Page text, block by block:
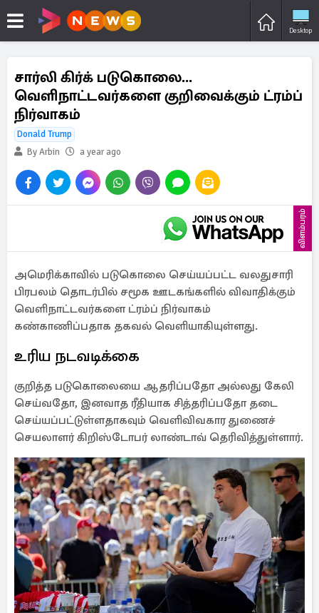
Desktop
சார்லி கிர்க் படுகொலை...
வெளிநாட்டவர்களை குறிவைக்கும் ட்ரம்ப்
நிர்வாகம்
Donald Trump
By Arbin
a year ago
விளம்பரம்
அமெரிக்காவில் படுகொலை செய்யப்பட்ட வலதுசாரி
பிரபலம் தொடர்பில் சமூக ஊடகங்களில் விவாதிக்கும்
வெளிநாட்டவர்களை ட்ரம்ப் நிர்வாகம்
கண்காணிப்பதாக தகவல் வெளியாகியுள்ளது.
உரிய நடவடிக்கை
குறித்த படுகொலையை ஆதரிப்பதோ அல்லது கேலி
செய்வதோ, இனவாத ரீதியாக சித்தரிப்பதோ தடை
செய்யப்பட்டுள்ளதாகவும் வெளிவிவகார துணைச்
செயலாளர் கிறிஸ்டோபர் லாண்டாவ் தெரிவித்துள்ளார்.